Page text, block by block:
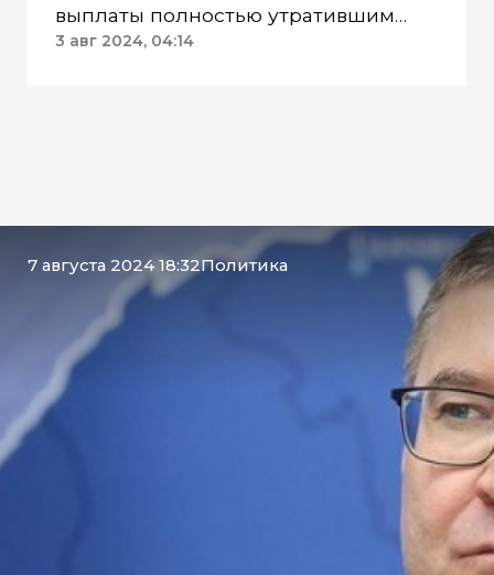
выплаты полностью утратившим
имущество тагильчанам
3 авг 2024, 04:14
7 августа 2024 18:32Политика